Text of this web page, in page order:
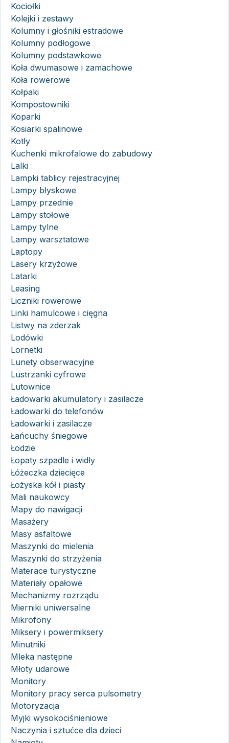
Kociołki
Kolejki i zestawy
Kolumny i głośniki estradowe
Kolumny podłogowe
Kolumny podstawkowe
Koła dwumasowe i zamachowe
Koła rowerowe
Kołpaki
Kompostowniki
Koparki
Kosiarki spalinowe
Kotły
Kuchenki mikrofalowe do zabudowy
Lalki
Lampki tablicy rejestracyjnej
Lampy błyskowe
Lampy przednie
Lampy stołowe
Lampy tylne
Lampy warsztatowe
Laptopy
Lasery krzyżowe
Latarki
Leasing
Liczniki rowerowe
Linki hamulcowe i cięgna
Listwy na zderzak
Lodówki
Lornetki
Lunety obserwacyjne
Lustrzanki cyfrowe
Lutownice
Ładowarki akumulatory i zasilacze
Ładowarki do telefonów
Ładowarki i zasilacze
Łańcuchy śniegowe
Łodzie
Łopaty szpadle i widły
Łóżeczka dziecięce
Łożyska kół i piasty
Mali naukowcy
Mapy do nawigacji
Masażery
Masy asfaltowe
Maszynki do mielenia
Maszynki do strzyżenia
Materace turystyczne
Materiały opałowe
Mechanizmy rozrządu
Mierniki uniwersalne
Mikrofony
Miksery i powermiksery
Minutniki
Mleka następne
Młoty udarowe
Monitory
Monitory pracy serca pulsometry
Motoryzacja
Myjki wysokociśnieniowe
Naczynia i sztućce dla dzieci